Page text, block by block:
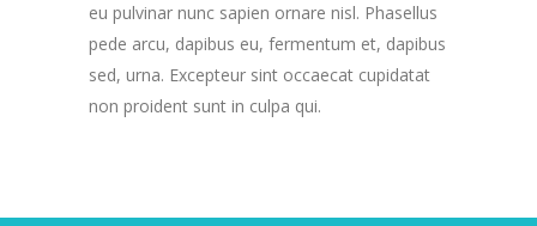
eu pulvinar nunc sapien ornare nisl. Phasellus
pede arcu, dapibus eu, fermentum et, dapibus
sed, urna. Excepteur sint occaecat cupidatat
non proident sunt in culpa qui.